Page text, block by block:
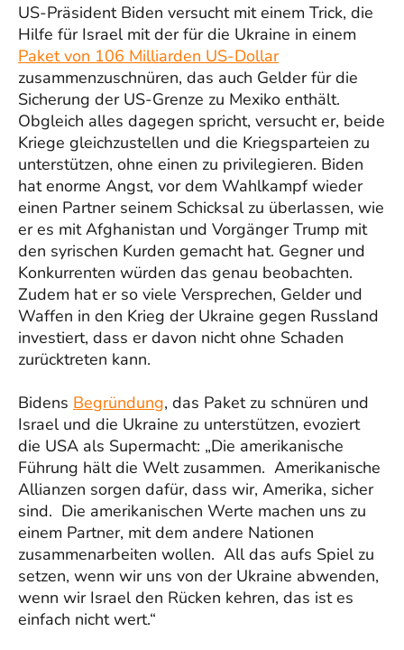
US-Präsident Biden versucht mit einem Trick, die
Hilfe für Israel mit der für die Ukraine in einem
Paket von 106 Milliarden US-Dollar
zusammenzuschnüren, das auch Gelder für die
Sicherung der US-Grenze zu Mexiko enthält.
Obgleich alles dagegen spricht, versucht er, beide
Kriege gleichzustellen und die Kriegsparteien zu
unterstützen, ohne einen zu privilegieren. Biden
hat enorme Angst, vor dem Wahlkampf wieder
einen Partner seinem Schicksal zu überlassen, wie
er es mit Afghanistan und Vorgänger Trump mit
den syrischen Kurden gemacht hat. Gegner und
Konkurrenten würden das genau beobachten.
Zudem hat er so viele Versprechen, Gelder und
Waffen in den Krieg der Ukraine gegen Russland
investiert, dass er davon nicht ohne Schaden
zurücktreten kann.
Bidens Begründung, das Paket zu schnüren und
Israel und die Ukraine zu unterstützen, evoziert
die USA als Supermacht: „Die amerikanische
Führung hält die Welt zusammen. Amerikanische
Allianzen sorgen dafür, dass wir, Amerika, sicher
sind. Die amerikanischen Werte machen uns zu
einem Partner, mit dem andere Nationen
zusammenarbeiten wollen. All das aufs Spiel zu
setzen, wenn wir uns von der Ukraine abwenden,
wenn wir Israel den Rücken kehren, das ist es
einfach nicht wert.“